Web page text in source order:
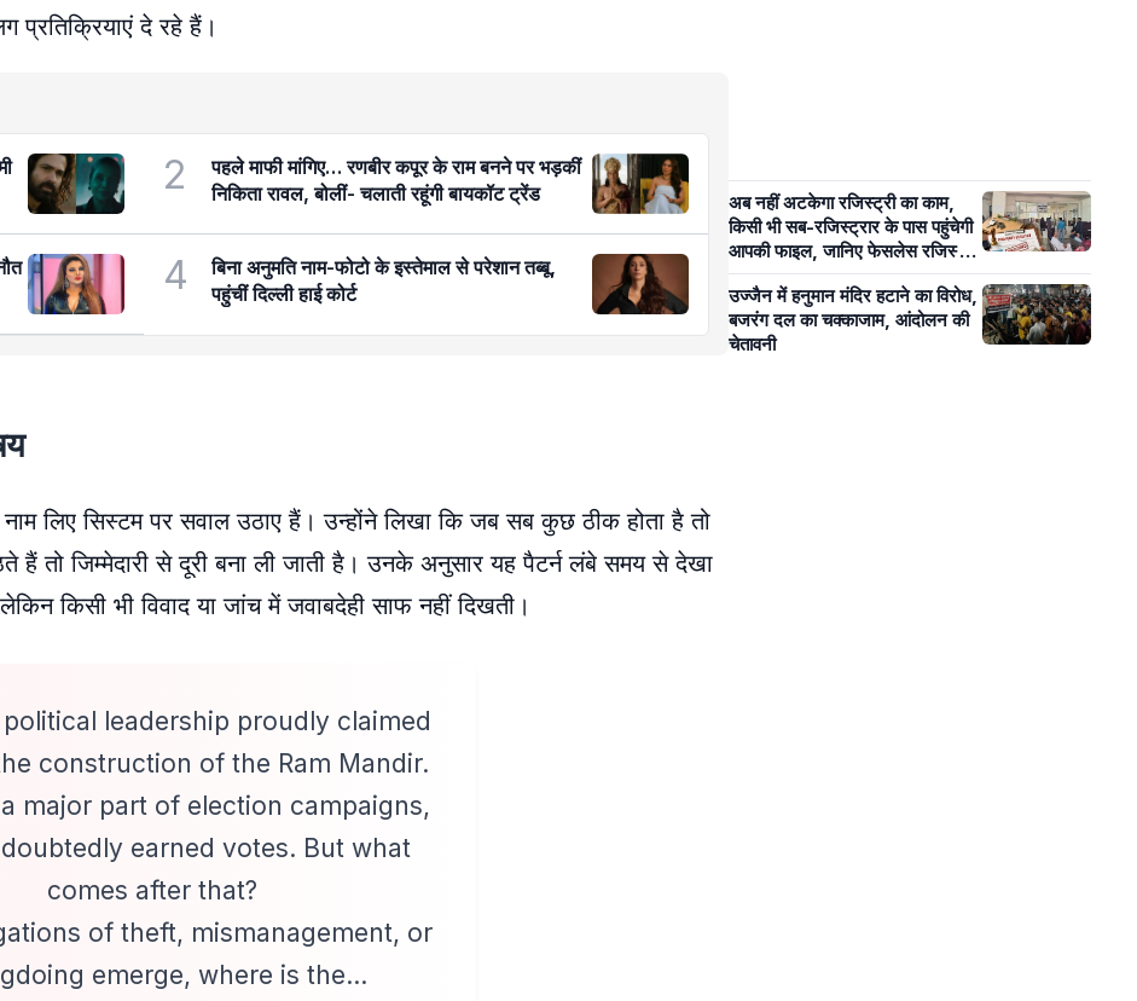
दे रहे हैं।
2
पहले माफी मांगिए… रणबीर कपूर के राम बनने पर भड़कीं
निकिता रावल, बोलीं- चलाती रहूंगी बायकॉट ट्रेंड
4
बिना अनुमति नाम-फोटो के इस्तेमाल से परेशान तब्बू,
पहुंचीं दिल्ली हाई कोर्ट
नाम लिए सिस्टम पर सवाल उठाए हैं। उन्होंने लिखा कि जब सब कुछ ठीक होता है तो
तो जिम्मेदारी से दूरी बना ली जाती है। उनके अनुसार यह पैटर्न लंबे समय से देखा
किसी भी विवाद या जांच में जवाबदेही साफ नहीं दिखती।
leadership proudly claimed
construction of the Ram Mandir.
major part of election campaigns,
earned votes. But what
comes after that?
of theft, mismanagement, or
emerge, where is the…
अब नहीं अटकेगा रजिस्ट्री का काम,
किसी भी सब-रजिस्ट्रार के पास पहुंचेगी
आपकी फाइल, जानिए फेसलेस रजिस्ट्री
से आम लोगों को क्या होगा फायदा?
उज्जैन में हनुमान मंदिर हटाने का विरोध,
बजरंग दल का चक्काजाम, आंदोलन की
चेतावनी